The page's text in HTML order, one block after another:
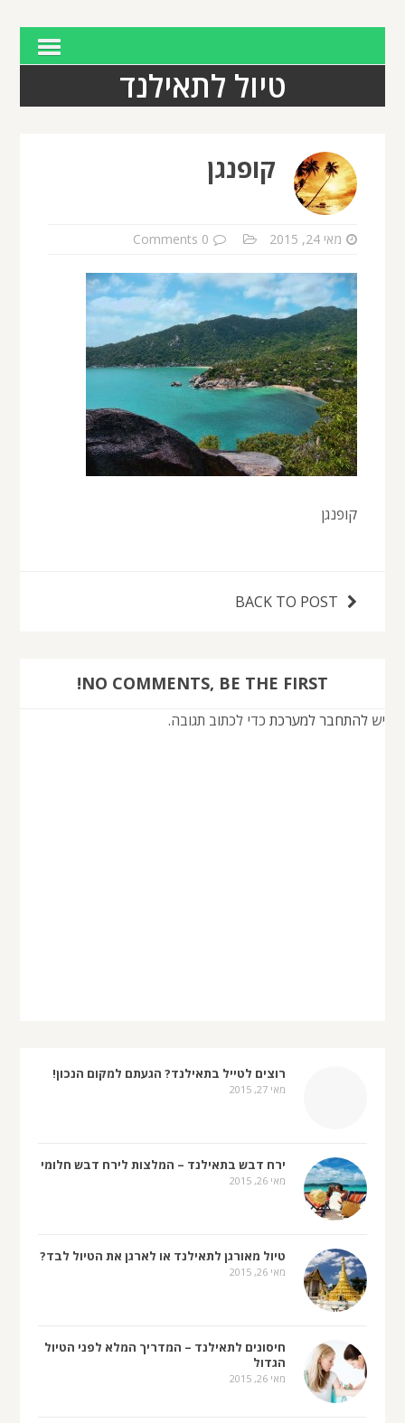
טיול לתאילנד
קופנגן
מאי 24, 2015 0 Comments
קופנגן
BACK TO POST
NO COMMENTS, BE THE FIRST!
ישלהתחבר למערכת כדי לכתוב תגובה.
רוצים לטייל בתאילנד? הגעתם למקום הנכון!
מאי 27, 2015
ירח דבש בתאילנד – המלצות לירח דבש חלומי
מאי 26, 2015
טיול מאורגן לתאילנד או לארגן את הטיול לבד?
מאי 26, 2015
חיסונים לתאילנד – המדריך המלא לפני הטיול
הגדול
מאי 26, 2015